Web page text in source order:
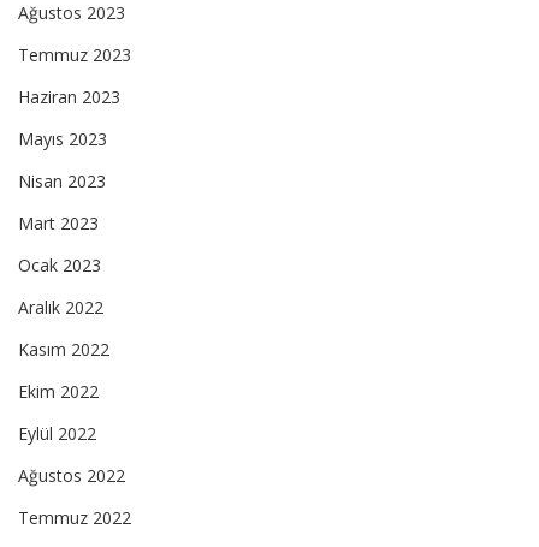
Ağustos 2023
Temmuz 2023
Haziran 2023
Mayıs 2023
Nisan 2023
Mart 2023
Ocak 2023
Aralık 2022
Kasım 2022
Ekim 2022
Eylül 2022
Ağustos 2022
Temmuz 2022